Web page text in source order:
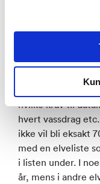
Liste over
kommer til å
hvilke krav til
hvert vassdrag
ikke vil bli eksakt
med en elveliste
i listen under. I
år, mens i andre